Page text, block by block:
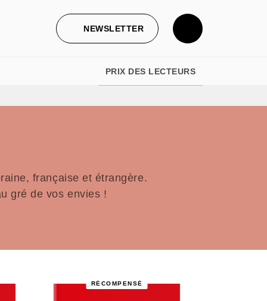
NEWSLETTER
PRIX DES LECTEURS
française et étrangère.
gré de vos envies !
RÉCOMPENSÉ